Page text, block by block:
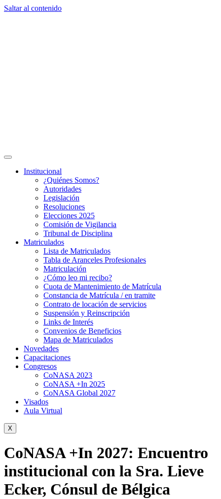
Saltar al contenido
Institucional
¿Quiénes Somos?
Autoridades
Legislación
Resoluciones
Elecciones 2025
Comisión de Vigilancia
Tribunal de Disciplina
Matriculados
Lista de Matriculados
Tabla de Aranceles Profesionales
Matriculación
¿Cómo leo mi recibo?
Cuota de Mantenimiento de Matrícula
Constancia de Matrícula / en tramite
Contrato de locación de servicios
Suspensión y Reinscripción
Links de Interés
Convenios de Beneficios
Mapa de Matriculados
Novedades
Capacitaciones
Congresos
CoNASA 2023
CoNASA +In 2025
CoNASA Global 2027
Visados
Aula Virtual
X
CoNASA +In 2027: Encuentro
institucional con la Sra. Lieve
Ecker, Cónsul de Bélgica